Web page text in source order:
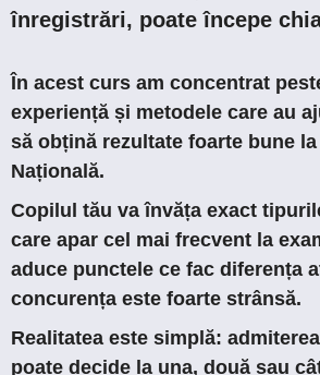
înregistrări, poate începe
În acest curs am concentrat
experiență și metodele care au
să obțină rezultate foarte bune
Națională.
Copilul tău va învăța exact
care apar cel mai frecvent la
aduce punctele ce fac diferența
concurența este foarte strânsă.
Realitatea este simplă:
poate decide la una, două sau